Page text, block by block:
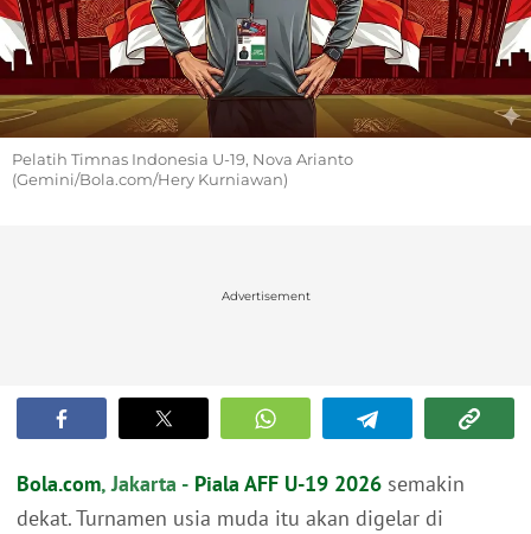
Pelatih Timnas Indonesia U-19, Nova Arianto
(Gemini/Bola.com/Hery Kurniawan)
Advertisement
Bola.com, Jakarta - Piala AFF U-19 2026 semakin
dekat. Turnamen usia muda itu akan digelar di